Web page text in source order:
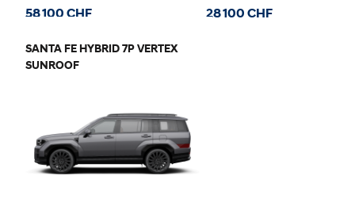
58 100 CHF 28 100 CHF
SANTA FE HYBRID 7P VERTEX
SUNROOF